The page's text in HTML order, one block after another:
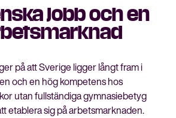
Bli medlem
jobb och en
på att Sverige ligger långt fram i
och en hög kompetens hos
utan fullständiga gymnasiebetyg
etablera sig på arbetsmarknaden.